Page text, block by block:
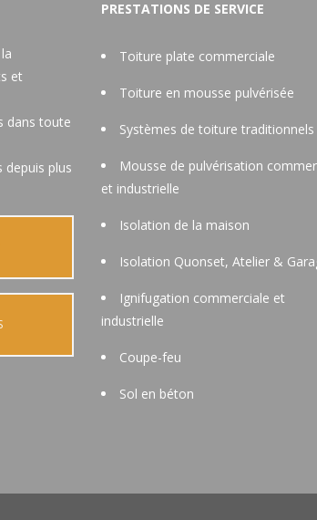
et
dans toute
depuis plus
PRESTATIONS DE SERVICE
Toiture plate commerciale
Toiture en mousse pulvérisée
Systèmes de toiture traditionnels
Mousse de pulvérisation
et industrielle
Isolation de la maison
Isolation Quonset, Atelier &
Ignifugation commerciale et
industrielle
Coupe-feu
Sol en béton